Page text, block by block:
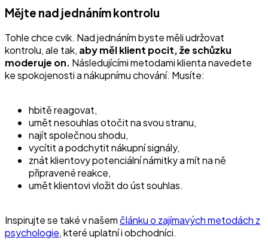
Mějte nad jednáním kontrolu
Tohle chce cvik. Nad jednáním byste měli udržovat
kontrolu, ale tak, aby měl klient pocit, že schůzku
moderuje on. Následujícími metodami klienta navedete
ke spokojenosti a nákupnímu chování. Musíte:
hbitě reagovat,
umět nesouhlas otočit na svou stranu,
najít společnou shodu,
vycítit a podchytit nákupní signály,
znát klientovy potenciální námitky a mít na ně
připravené reakce,
umět klientovi vložit do úst souhlas.
Inspirujte se také v našem článku o zajímavých metodách z
psychologie, které uplatní i obchodníci.